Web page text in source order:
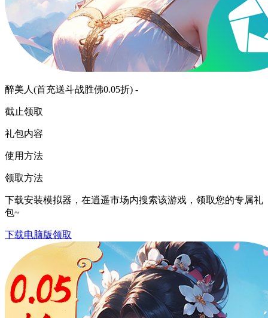
醉美人(首充送斗战胜佛0.05折) -
截止领取
礼包内容
使用方法
领取方法
下载安装模拟器，在逍遥市场内搜索该游戏，领取您的专属礼
包~
下载电脑版领取